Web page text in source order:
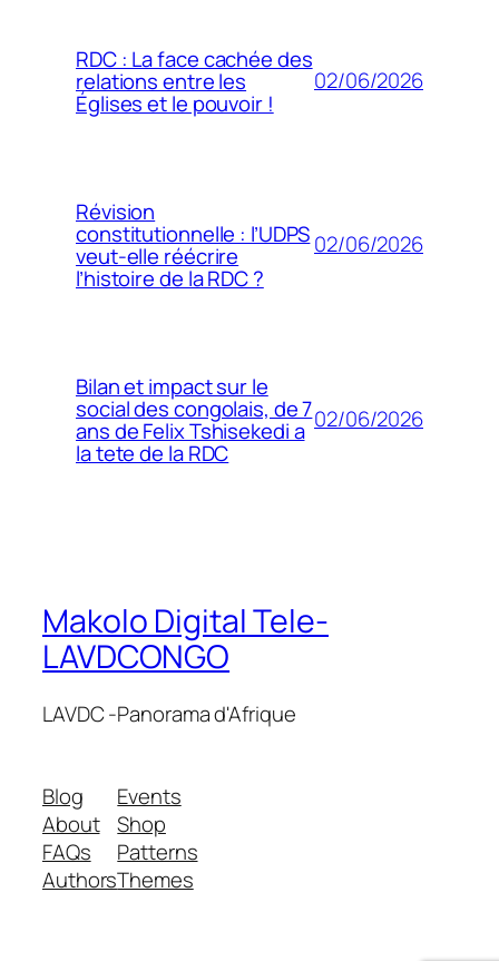
RDC : La face cachée des
relations entre les
Églises et le pouvoir !
02/06/2026
Révision
constitutionnelle : l’UDPS
veut-elle réécrire
l’histoire de la RDC ?
02/06/2026
Bilan et impact sur le
social des congolais, de 7
ans de Felix Tshisekedi a
la tete de la RDC
02/06/2026
Makolo Digital Tele-
LAVDCONGO
LAVDC -Panorama d'Afrique
Blog
About
FAQs
Authors
Events
Shop
Patterns
Themes